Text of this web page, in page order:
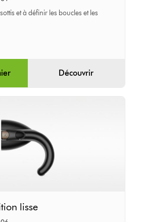
et à définir les boucles et les
Découvrir
lisse